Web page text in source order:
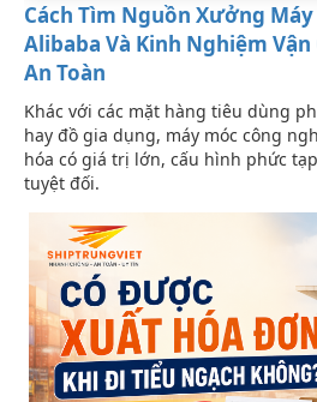
Cách Tìm Nguồn Xưởng
Alibaba Và Kinh Nghiệm
An Toàn
Khác với các mặt hàng tiêu dùng
hay đồ gia dụng, máy móc công
hóa có giá trị lớn, cấu hình phức
tuyệt đối.